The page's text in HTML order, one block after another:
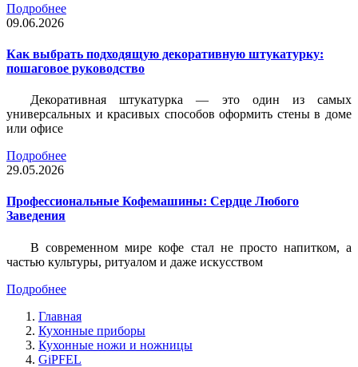
Подробнее
09.06.2026
Как выбрать подходящую декоративную штукатурку:
пошаговое руководство
Декоративная штукатурка — это один из самых
универсальных и красивых способов оформить стены в доме
или офисе
Подробнее
29.05.2026
Профессиональные Кофемашины: Сердце Любого
Заведения
В современном мире кофе стал не просто напитком, а
частью культуры, ритуалом и даже искусством
Подробнее
Главная
Кухонные приборы
Кухонные ножи и ножницы
GiPFEL